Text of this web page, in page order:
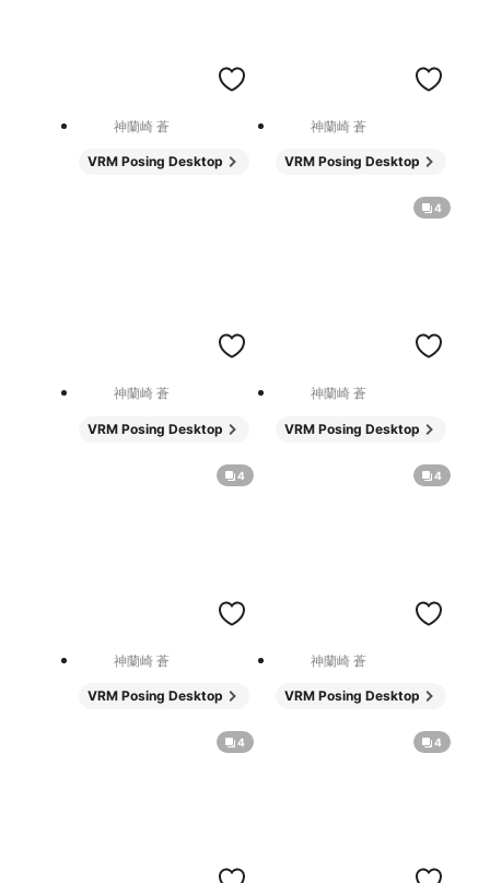
神蘭崎 蒼
VRM Posing Desktop
神蘭崎 蒼
VRM Posing Desktop
神蘭崎 蒼
VRM Posing Desktop
4
神蘭崎 蒼
VRM Posing Desktop
4
神蘭崎 蒼
VRM Posing Desktop
4
神蘭崎 蒼
VRM Posing Desktop
4 4